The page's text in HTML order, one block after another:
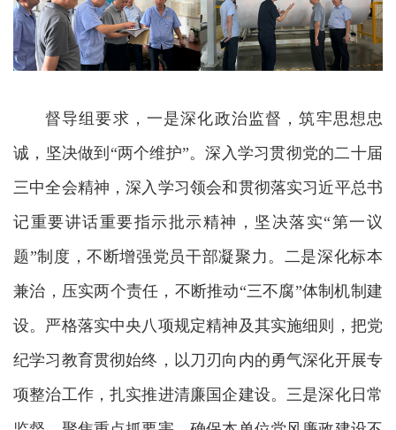
督导组要求，一是深化政治监督，筑牢思想忠
诚，坚决做到 “两个维护”。深入学习贯彻党的二十届
三中全会精神，深入学习领会和贯彻落实习近平总书
记重要讲话重要指示批示精神，坚决落实“第一议
题”制度，不断增强党员干部凝聚力。二是深化标本
兼治，压实两个责任，不断推动“三不腐”体制机制建
设。严格落实中央八项规定精神及其实施细则，把党
纪学习教育贯彻始终，以刀刃向内的勇气深化开展专
项整治工作，扎实推进清廉国企建设。三是深化日常